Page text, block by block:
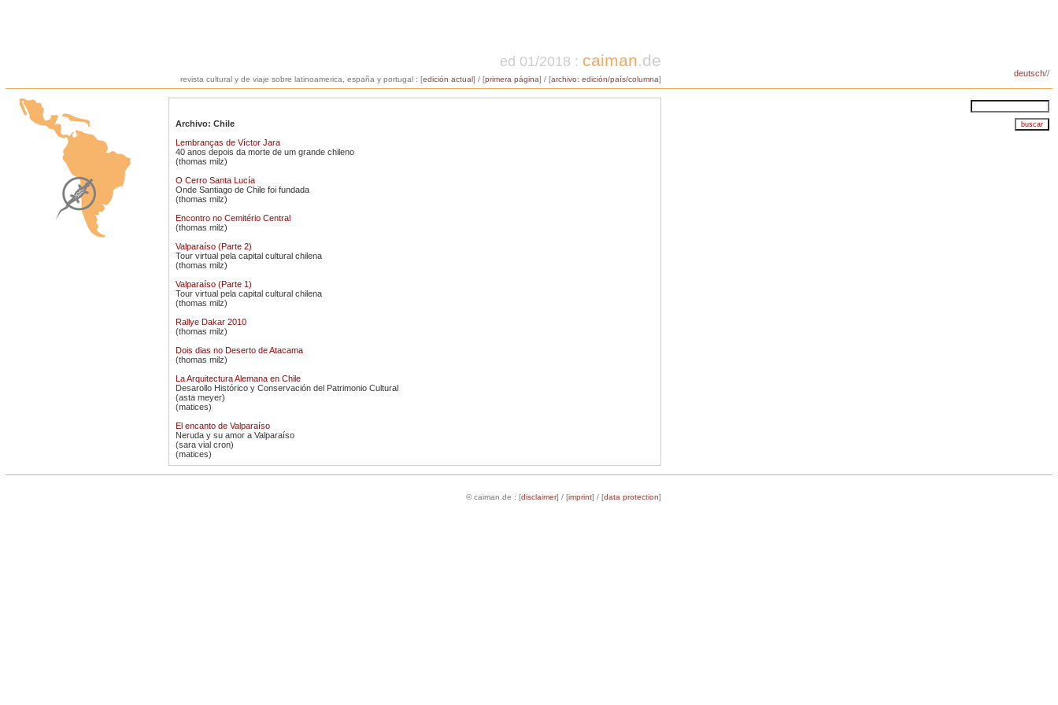
ed 01/2018 : caiman.de
revista cultural y de viaje sobre latinoamerica, españa y portugal : [edición actual] / [primera página] / [archivo: edición/país/columna]
deutsch//
Archivo: Chile
Lembranças de Víctor Jara
40 anos depois da morte de um grande chileno
(thomas milz)
O Cerro Santa Lucía
Onde Santiago de Chile foi fundada
(thomas milz)
Encontro no Cemitério Central
(thomas milz)
Valparaíso (Parte 2)
Tour virtual pela capital cultural chilena
(thomas milz)
Valparaíso (Parte 1)
Tour virtual pela capital cultural chilena
(thomas milz)
Rallye Dakar 2010
(thomas milz)
Dois dias no Deserto de Atacama
(thomas milz)
La Arquitectura Alemana en Chile
Desarollo Histórico y Conservación del Patrimonio Cultural
(asta meyer)
(matices)
El encanto de Valparaíso
Neruda y su amor a Valparaíso
(sara vial cron)
(matices)
© caiman.de : [disclaimer] / [imprint] / [data protection]